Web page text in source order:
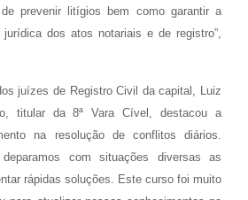
prevenir litígios bem como garantir a
dos atos notariais e de registro”,
juízes de Registro Civil da capital, Luiz
titular da 8ª Vara Cível, destacou a
na resolução de conflitos diários.
deparamos com situações diversas as
rápidas soluções. Este curso foi muito